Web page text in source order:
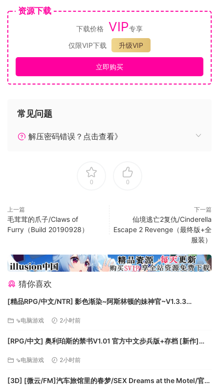
系统需求
资源下载
下载价格 VIP专享
仅限VIP下载
升级VIP
立即购买
常见问题
解压密码错误？点击查看》
0 0
上一篇
毛茸茸的爪子/Claws of
Furry（Build 20190928）
下一篇
仙境逃亡2复仇/Cinderella
Escape 2 Revenge（最终版+全
服装）
猜你喜欢
[精品RPG/中文/NTR] 影色渐染~阿斯林顿的妹神官~V1.3.3
[FM/7.5G/百度]
⇘电脑游戏 2小时前
[RPG/中文] 奥利珀斯的禁书V1.01 官方中文步兵版+存档 [新作]
⇘电脑游戏 2小时前
[3D] [微云/FM]汽车旅馆里的春梦/SEX Dreams at the Motel/官中